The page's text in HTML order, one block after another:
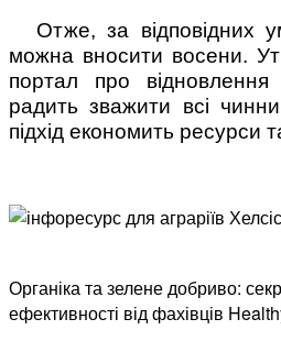
Отже, за відповідних
можна вносити восени.
портал про
радить зважити всі
підхід економить ресурси
Органіка та зелене добриво:
ефективності від фахівців